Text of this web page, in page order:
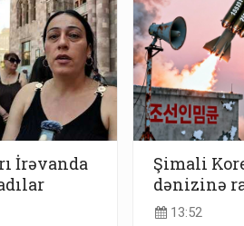
İrəvanda
Şimali
dənizinə
13:52